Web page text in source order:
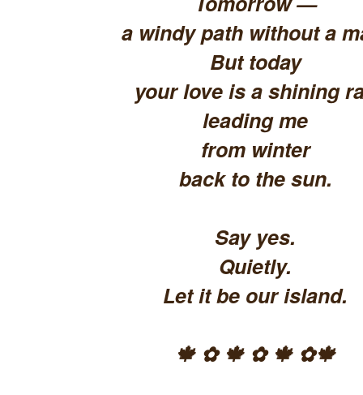
a windy path without a
But today
your love is a shining
leading me
from winter
back to the sun.
Say yes.
Quietly.
Let it be our island.
🍁 ✿ 🍁 ✿ 🍁 ✿🍁